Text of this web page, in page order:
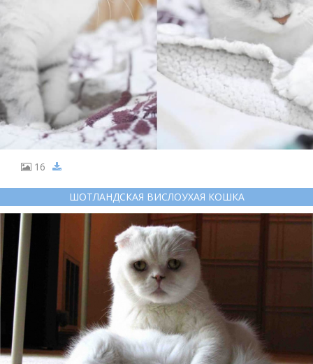
16
ШОТЛАНДСКАЯ ВИСЛОУХАЯ КОШКА